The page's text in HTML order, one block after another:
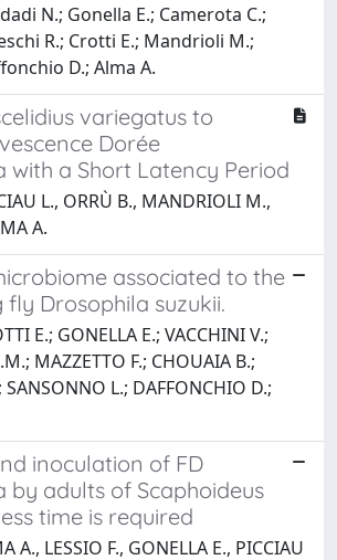
N.; Gonella E.; Camerota C.;
R.; Crotti E.; Mandrioli M.;
D.; Alma A.
variegatus to
Dorée
with a Short Latency Period
L., ORRÙ B., MANDRIOLI M.,
A.
associated to the
Drosophila suzukii.
E.; GONELLA E.; VACCHINI V.;
MAZZETTO F.; CHOUAIA B.;
L.; DAFFONCHIO D.;
inoculation of FD
by adults of Scaphoideus
time is required
A., LESSIO F., GONELLA E., PICCIAU